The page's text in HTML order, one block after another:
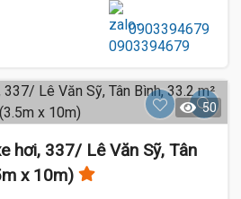
0903394679
50
hơi, 337/ Lê Văn Sỹ, Tân
x 10m)